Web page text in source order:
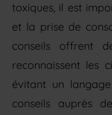
toxiques, il est
et la prise de
conseils offrent
reconnaissent les
évitant un
conseils auprès